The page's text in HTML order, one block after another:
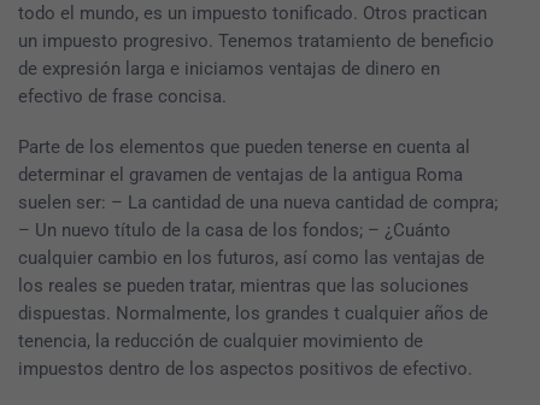
todo el mundo, es un impuesto tonificado. Otros practican
un impuesto progresivo. Tenemos tratamiento de beneficio
de expresión larga e iniciamos ventajas de dinero en
efectivo de frase concisa.
Parte de los elementos que pueden tenerse en cuenta al
determinar el gravamen de ventajas de la antigua Roma
suelen ser: – La cantidad de una nueva cantidad de compra;
– Un nuevo título de la casa de los fondos; – ¿Cuánto
cualquier cambio en los futuros, así como las ventajas de
los reales se pueden tratar, mientras que las soluciones
dispuestas. Normalmente, los grandes t cualquier años de
tenencia, la reducción de cualquier movimiento de
impuestos dentro de los aspectos positivos de efectivo.